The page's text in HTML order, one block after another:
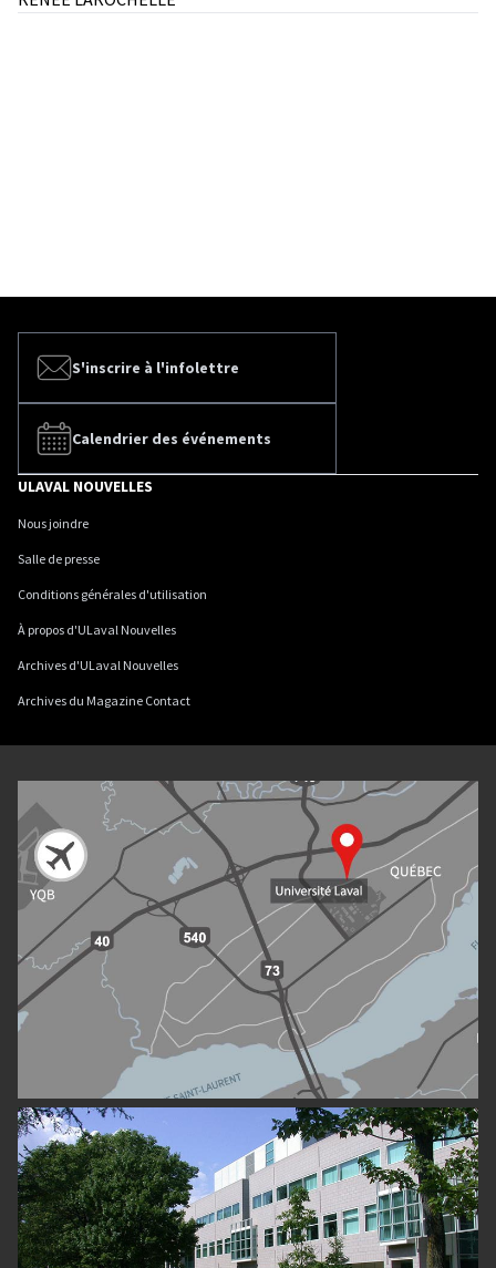
S'inscrire à l'infolettre
Calendrier des événements
ULAVAL NOUVELLES
Nous joindre
Salle de presse
Conditions générales d'utilisation
À propos d'ULaval Nouvelles
Archives d'ULaval Nouvelles
Archives du Magazine Contact